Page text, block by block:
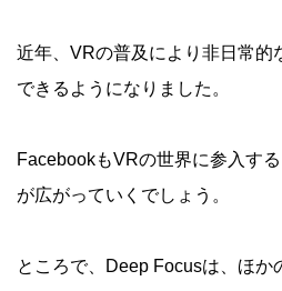
近年、VRの普及により非日常的
できるようになりました。
FacebookもVRの世界に参入す
が広がっていくでしょう。
ところで、Deep Focusは、ほか